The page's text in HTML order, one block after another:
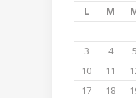
L
M
3
4 5
10
11
17
18